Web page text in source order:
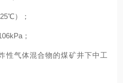
）；
；
性气体混合物的煤矿井下中工